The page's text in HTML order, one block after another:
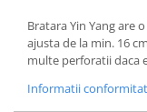
Bratara Yin Yang are
ajusta de la min. 16
multe perforatii daca
Informatii